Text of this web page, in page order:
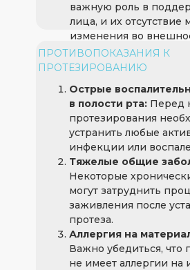
важную роль в
лица, и их отсутствие
изменения во
ПРОТИВОПОКАЗАНИЯ К
ПРОТЕЗИРОВАНИЮ
Острые
в полости рта: Перед
протезирования
устранить любые
инфекции или
Тяжелые общие
Некоторые
могут затруднить
заживления после
протеза.
Аллергия на
Важно убедиться, что
не имеет аллергии на